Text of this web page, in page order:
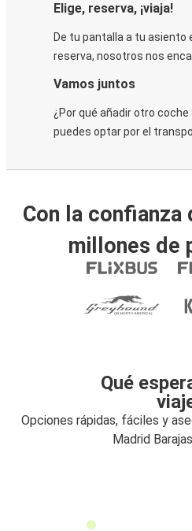
Elige, reserva, ¡viaja!
De tu pantalla a tu asiento
reserva, nosotros nos
Vamos juntos
¿Por qué añadir otro
puedes optar por el
Con la confianza
millones de
Qué
Opciones rápidas, fáciles y
Madrid